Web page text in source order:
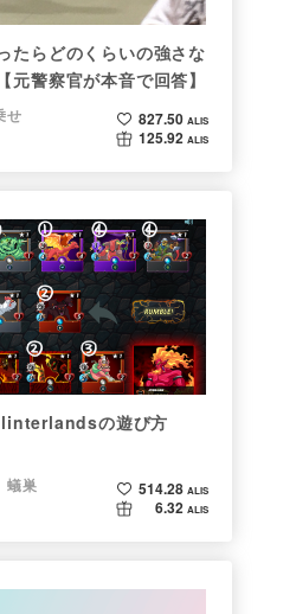
たらどのくらいの強さな
警察官が本音で回答】
せ
827.50 ALIS
125.92 ALIS
の遊び方
蟻巣
514.28 ALIS
6.32 ALIS